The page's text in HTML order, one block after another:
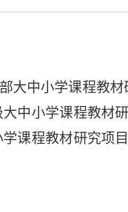
大中小学课程教
中小学课程教材
课程教材研究项